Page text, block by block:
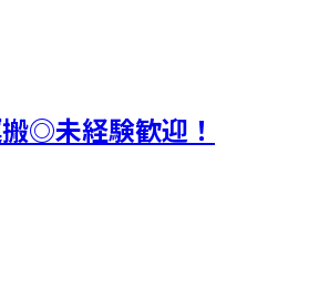
◎未経験歓迎！